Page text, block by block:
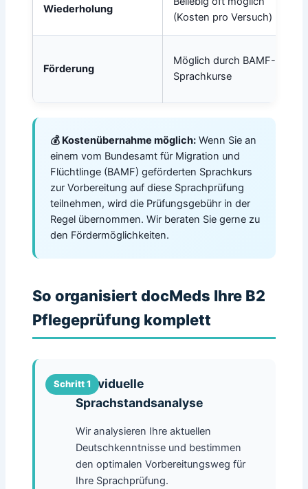
Wiederholung
(Kosten pro Versuch)
Förderung
Möglich durch BAMF-
Sprachkurse
💰 Kostenübernahme möglich: Wenn Sie an
einem vom Bundesamt für Migration und
Flüchtlinge (BAMF) geförderten Sprachkurs
zur Vorbereitung auf diese Sprachprüfung
teilnehmen, wird die Prüfungsgebühr in der
Regel übernommen. Wir beraten Sie gerne zu
den Fördermöglichkeiten.
So organisiert docMeds Ihre B2
Pflegeprüfung komplett
Individuelle
Sprachstandsanalyse
Wir analysieren Ihre aktuellen
Deutschkenntnisse und bestimmen
den optimalen Vorbereitungsweg für
Ihre Sprachprüfung.